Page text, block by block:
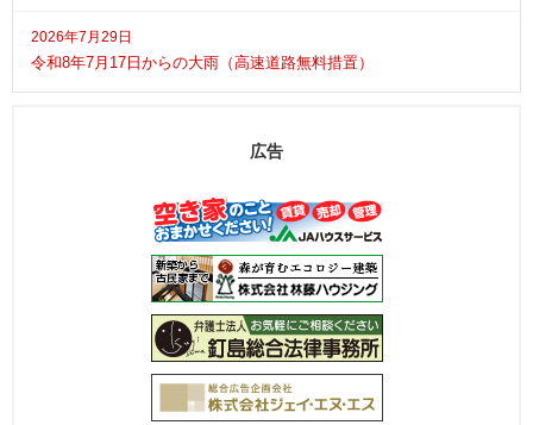
2026年7月29日
令和8年7月17日からの大雨（高速道路無料措置）
広告